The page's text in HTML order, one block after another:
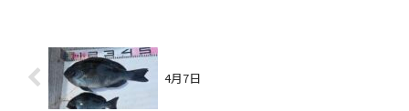
4月7日